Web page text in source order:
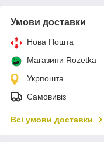
Умови доставки
Нова Пошта
Магазини Rozetka
Укрпошта
Самовивіз
Всі умови доставки